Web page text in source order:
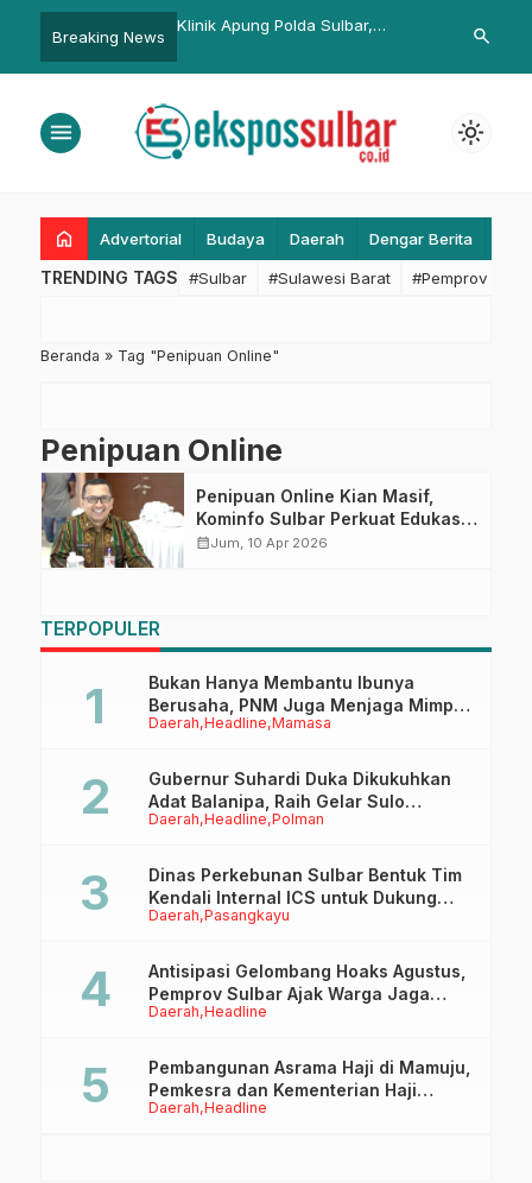
Breaking News
Klinik Apung Polda Sulbar,
Mamuju
Tak search
menu light_mode
home Advertorial Budaya Daerah Dengar Berita
TRENDING TAGS #Sulbar #Sulawesi Barat #Pemprov
Beranda » Tag "Penipuan Online"
Penipuan Online
Penipuan Online Kian Masif,
Kominfo Sulbar Perkuat Edukasi
dan Ajak Warga Gunakan SP4N-
calendar_monthJum, 10 Apr 2026
TERPOPULER
Daerah Headline Mamasa
Bukan Hanya Membantu Ibunya
Berusaha, PNM Juga Menjaga Mimpi
Anaknya Untuk Menggapai Cita-Cita
Daerah Headline Polman
Gubernur Suhardi Duka Dikukuhkan
Adat Balanipa, Raih Gelar Sulo
Tappidena
Daerah Pasangkayu
Dinas Perkebunan Sulbar Bentuk Tim
Kendali Internal ICS untuk Dukung
Sertifikasi ISPO Pekebun di
Daerah Headline
Antisipasi Gelombang Hoaks Agustus,
Pemprov Sulbar Ajak Warga Jaga
Ruang Digital
Daerah Headline
Pembangunan Asrama Haji di Mamuju,
Pemkesra dan Kementerian Haji
Sulbar Tinjau Lokasi